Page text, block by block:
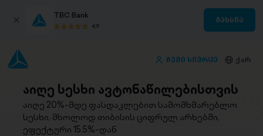
TBC Bank
4.9
გახსნა
ჩემი სივრცე ქარ
აიღე სესხი ავტონაწილებისთვის
აიღე 20%-მდე ფასდაკლებით სამომხმარებლო
სესხი, მხოლოდ თიბისის ციფრულ არხებში,
ეფექტური 15.5%-დან